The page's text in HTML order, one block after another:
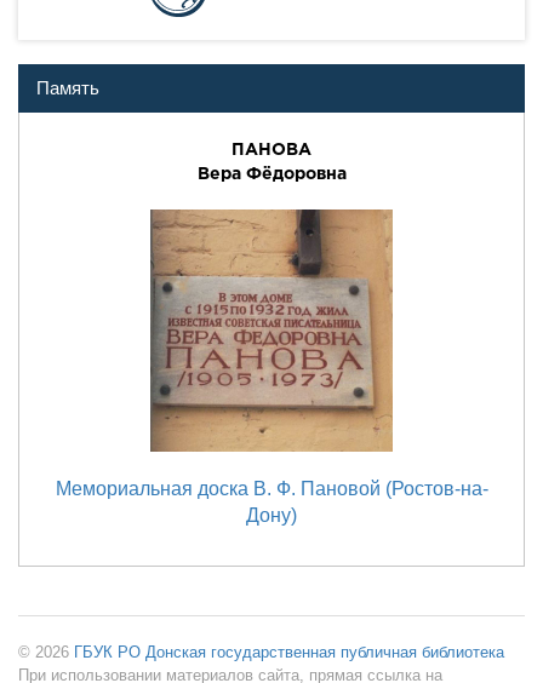
Память
ПАНОВА
Вера Фёдоровна
Мемориальная доска В. Ф. Пановой (Ростов-на-
Дону)
© 2026 ГБУК РО Донская государственная публичная библиотека
При использовании материалов сайта, прямая ссылка на